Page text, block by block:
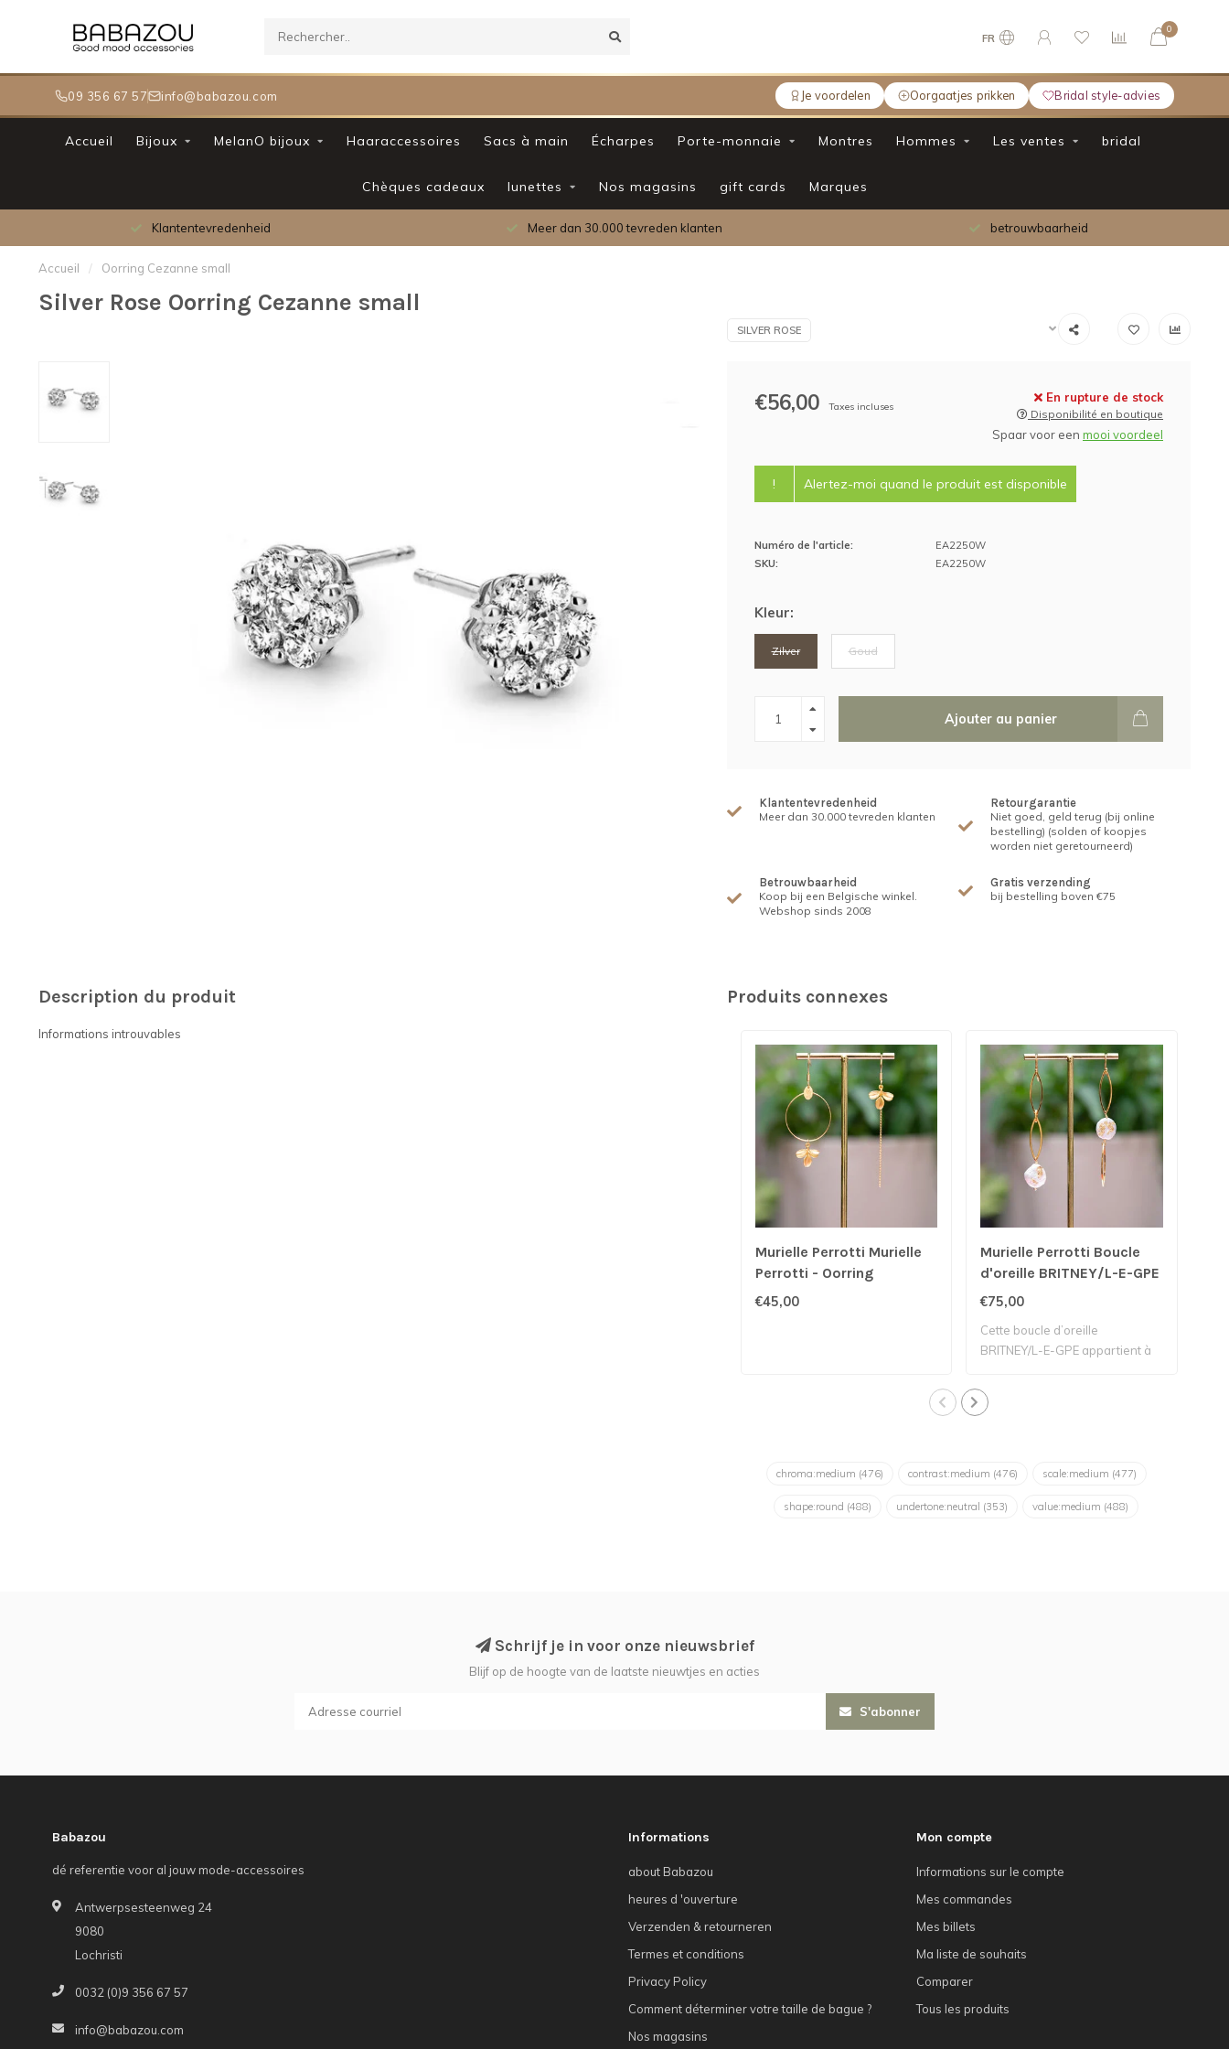
09 356 67 57 info@babazou.com Je voordelen Oorgaatjes prikken Bridal style-advies
FR
0
Accueil Bijoux MelanO bijoux Haaraccessoires Sacs à main Écharpes Porte-monnaie Montres Hommes Les ventes bridal
Chèques cadeaux lunettes Nos magasins gift cards Marques
Klantentevredenheid Meer dan 30.000 tevreden klanten betrouwbaarheid
Accueil / Oorring Cezanne small
Silver Rose Oorring Cezanne small
SILVER ROSE
€56,00 Taxes incluses
En rupture de stock
Disponibilité en boutique
Spaar voor een mooi voordeel
! Alertez-moi quand le produit est disponible
Numéro de l'article:
EA2250W
SKU:
EA2250W
Kleur:
Zilver Goud
Ajouter au panier
Klantentevredenheid
Meer dan 30.000 tevreden klanten
Retourgarantie
Niet goed, geld terug (bij online
bestelling) (solden of koopjes
worden niet geretourneerd)
Betrouwbaarheid
Koop bij een Belgische winkel.
Webshop sinds 2008
Gratis verzending
bij bestelling boven €75
Description du produit
Informations introuvables
Produits connexes
Murielle Perrotti Murielle
Perrotti - Oorring
€45,00
Murielle Perrotti Boucle
d'oreille BRITNEY/L-E-GPE
€75,00
Cette boucle d’oreille
BRITNEY/L-E-GPE appartient à
chroma:medium (476) contrast:medium (476) scale:medium (477)
shape:round (488) undertone:neutral (353) value:medium (488)
Schrijf je in voor onze nieuwsbrief
Blijf op de hoogte van de laatste nieuwtjes en acties
S'abonner
Babazou
dé referentie voor al jouw mode-accessoires
Antwerpsesteenweg 24
9080
Lochristi
0032 (0)9 356 67 57
info@babazou.com
Informations
about Babazou
heures d 'ouverture
Verzenden & retourneren
Termes et conditions
Privacy Policy
Comment déterminer votre taille de bague ?
Nos magasins
Mon compte
Informations sur le compte
Mes commandes
Mes billets
Ma liste de souhaits
Comparer
Tous les produits